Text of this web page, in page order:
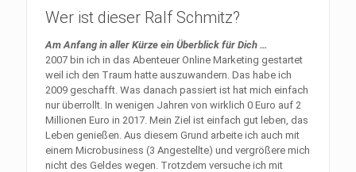
Wer ist dieser Ralf Schmitz?
Am Anfang in aller Kürze ein Überblick für Dich …
2007 bin ich in das Abenteuer Online Marketing gestartet
weil ich den Traum hatte auszuwandern. Das habe ich
2009 geschafft. Was danach passiert ist hat mich einfach
nur überrollt. In wenigen Jahren von wirklich 0 Euro auf 2
Millionen Euro in 2017. Mein Ziel ist einfach gut leben, das
Leben genießen. Aus diesem Grund arbeite ich auch mit
einem Microbusiness (3 Angestellte) und vergrößere mich
nicht des Geldes wegen. Trotzdem versuche ich mit